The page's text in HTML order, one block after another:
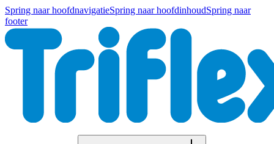
Spring naar hoofdnavigatieSpring naar hoofdinhoudSpring naar
footer